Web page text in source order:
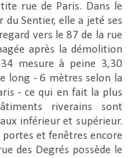
rue de Paris. Dans le
Sentier, elle a jeté ses
vers le 87 de la rue
après la démolition
mesure à peine 3,30
long - 6 mètres selon la
- ce qui en fait la plus
riverains sont
inférieur et supérieur.
portes et fenêtres encore
des Degrés possède le